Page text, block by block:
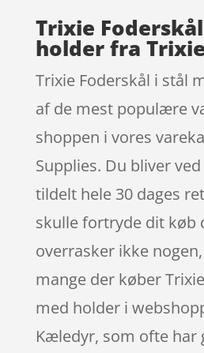
Trixie
holder fra Trixie
Trixie Foderskål i stål
af de mest populære
shoppen i vores
Supplies. Du bliver
tildelt hele 30 dages
skulle fortryde dit køb
overrasker ikke
mange der køber
med holder i
Kæledyr, som ofte har